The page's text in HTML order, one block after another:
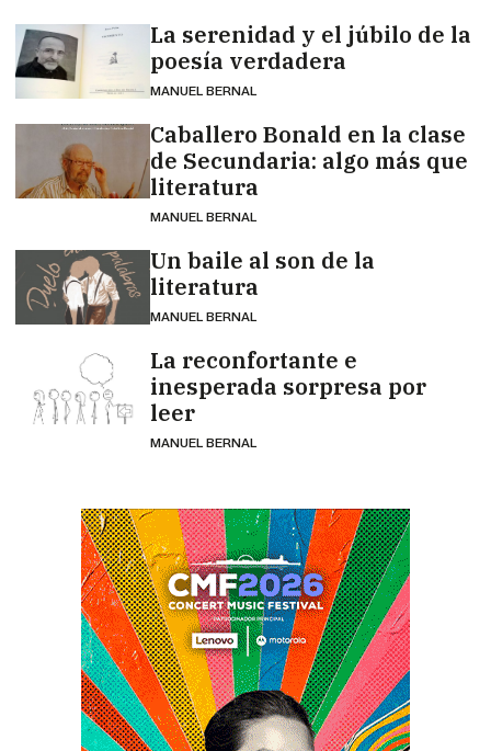
La serenidad y el júbilo de la
poesía verdadera
MANUEL BERNAL
Caballero Bonald en la clase
de Secundaria: algo más que
literatura
MANUEL BERNAL
Un baile al son de la
literatura
MANUEL BERNAL
La reconfortante e
inesperada sorpresa por
leer
MANUEL BERNAL